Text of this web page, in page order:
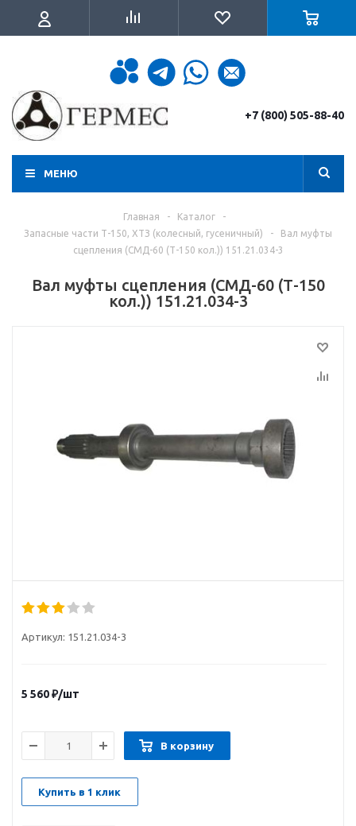
+7 (800) 505-88-40
МЕНЮ
Главная - Каталог
-
Запасные части Т-150, ХТЗ (колесный, гусеничный)
-
Вал муфты
сцепления (СМД-60 (Т-150 кол.)) 151.21.034-3
Вал муфты сцепления (СМД-60 (Т-150
кол.)) 151.21.034-3
Артикул: 151.21.034-3
5 560₽/шт
В корзину
Купить в 1 клик